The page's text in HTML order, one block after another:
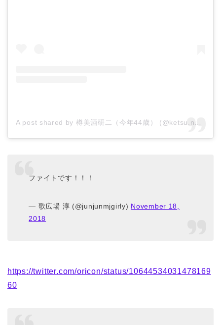
A post shared by 樽美酒研二（今年44歳） (@ketsu.no.kamisama)
ファイトです！！！
— 歌広場 淳 (@junjunmjgirly) November 18,
2018
https://twitter.com/oricon/status/10644534031478169
60